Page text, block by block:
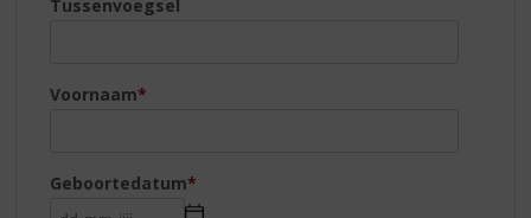
Tussenvoegsel
Voornaam*
Geboortedatum*